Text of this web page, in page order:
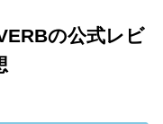
の公式レビ